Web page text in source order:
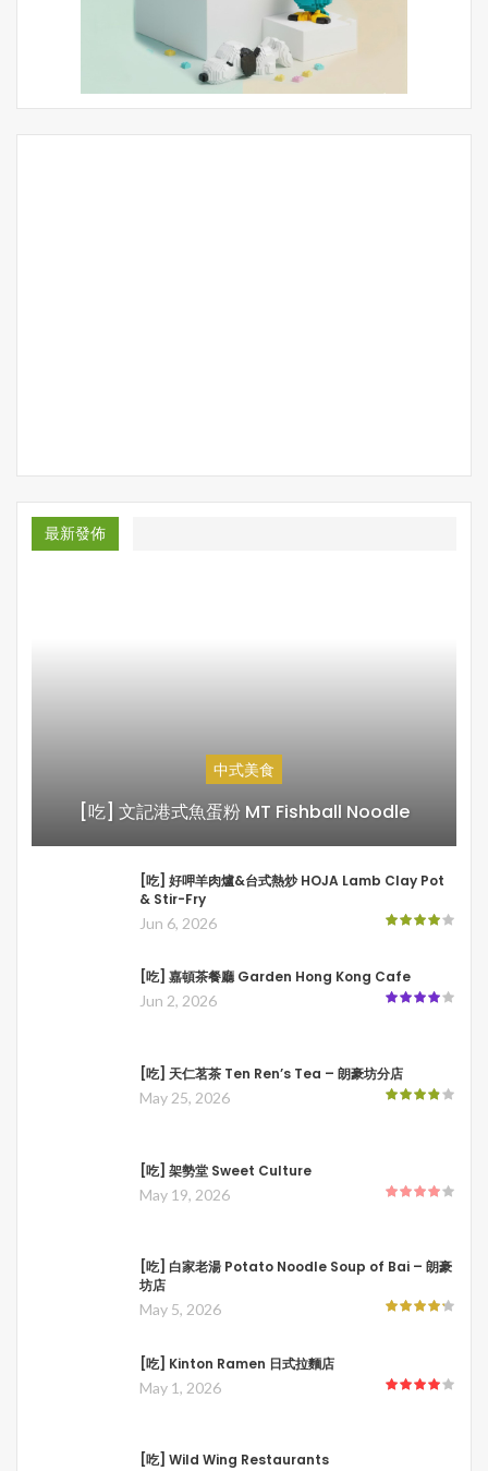
最新發佈
中式美食
[吃] 文記港式魚蛋粉 MT Fishball Noodle
[吃] 好呷羊肉爐&台式熱炒 HOJA Lamb Clay Pot
& Stir-Fry
Jun 6, 2026
[吃] 嘉頓茶餐廳 Garden Hong Kong Cafe
Jun 2, 2026
[吃] 天仁茗茶 Ten Ren’s Tea – 朗豪坊分店
May 25, 2026
[吃] 架勢堂 Sweet Culture
May 19, 2026
[吃] 白家老湯 Potato Noodle Soup of Bai – 朗豪
坊店
May 5, 2026
[吃] Kinton Ramen 日式拉麵店
May 1, 2026
[吃] Wild Wing Restaurants